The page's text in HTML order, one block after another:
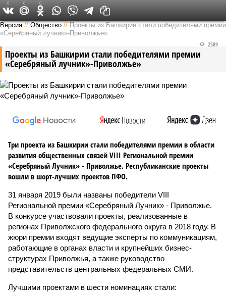
Версия в Башкирии
Версия //Общество //Проекты из Башкирии стали победителями премии
«Серебряный лучник»-Приволжье»
Проекты из Башкирии стали победителями премии
«Серебряный лучник»-Приволжье»
2589
Три проекта из Башкирии стали победителями премии в области
развития общественных связей VIII Региональной премии
«Серебряный Лучник» - Приволжье. Республиканские проекты
вошли в шорт-лучших проектов ПФО.
31 января 2019 были названы победители VIII
Региональной премии «Серебряный Лучник» - Приволжье.
В конкурсе участвовали проекты, реализованные в
регионах Приволжского федерального округа в 2018 году. В
жюри премии входят ведущие эксперты по коммуникациям,
работающие в органах власти и крупнейших бизнес-
структурах Приволжья, а также руководство
представительств центральных федеральных СМИ.
Лучшими проектами в шести номинациях стали:
0 0 0